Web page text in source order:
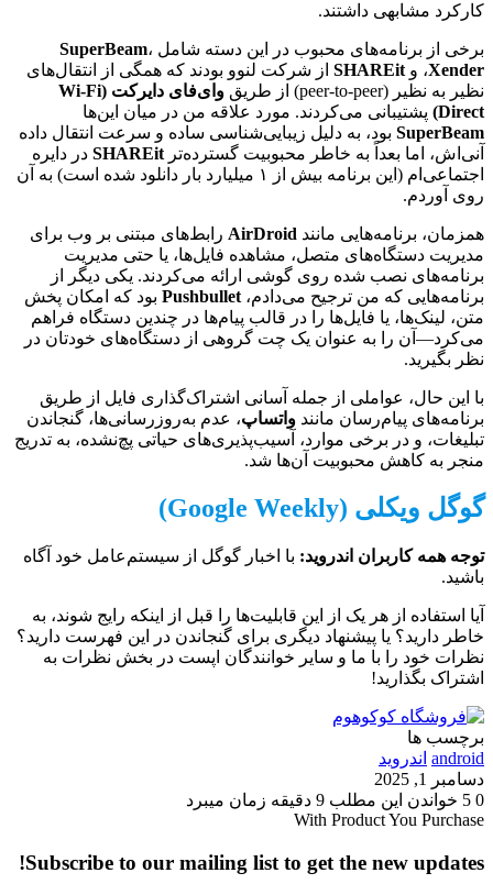
کارکرد مشابهی داشتند.
برخی از برنامه‌های محبوب در این دسته شامل SuperBeam،
Xender، و SHAREit از شرکت لنوو بودند که همگی از انتقال‌های
نظیر به نظیر (peer-to-peer) از طریق
وای‌فای دایرکت (Wi-Fi
Direct) پشتیبانی می‌کردند. مورد علاقه من در میان این‌ها
SuperBeam بود، به دلیل زیبایی‌شناسی ساده و سرعت انتقال داده
آنی‌اش، اما بعداً به خاطر محبوبیت گسترده‌تر SHAREit در دایره
اجتماعی‌ام (این برنامه بیش از ۱ میلیارد بار دانلود شده است) به آن
روی آوردم.
همزمان، برنامه‌هایی مانند AirDroid رابط‌های مبتنی بر وب برای
مدیریت دستگاه‌های متصل، مشاهده فایل‌ها، یا حتی مدیریت
برنامه‌های نصب شده روی گوشی ارائه می‌کردند. یکی دیگر از
برنامه‌هایی که من ترجیح می‌دادم، Pushbullet بود که امکان پخش
متن، لینک‌ها، یا فایل‌ها را در قالب پیام‌ها در چندین دستگاه فراهم
می‌کرد—آن را به عنوان یک چت گروهی از دستگاه‌های خودتان در
نظر بگیرید.
با این حال، عواملی از جمله آسانی اشتراک‌گذاری فایل از طریق
برنامه‌های پیام‌رسان مانند واتساپ، عدم به‌روزرسانی‌ها، گنجاندن
تبلیغات، و در برخی موارد، آسیب‌پذیری‌های حیاتی پچ‌نشده، به تدریج
منجر به کاهش محبوبیت آن‌ها شد.
گوگل ویکلی (Google Weekly)
توجه همه کاربران اندروید: با اخبار گوگل از سیستم‌عامل خود آگاه
باشید.
آیا استفاده از هر یک از این قابلیت‌ها را قبل از اینکه رایج شوند، به
خاطر دارید؟ یا پیشنهاد دیگری برای گنجاندن در این فهرست دارید؟
نظرات خود را با ما و سایر خوانندگان اپست در بخش نظرات به
اشتراک بگذارید!
برچسب ها
android اندروید
دسامبر 1, 2025
0
خواندن این مطلب 9 دقیقه زمان میبرد
With Product You Purchase
Subscribe to our mailing list to get the new updates!